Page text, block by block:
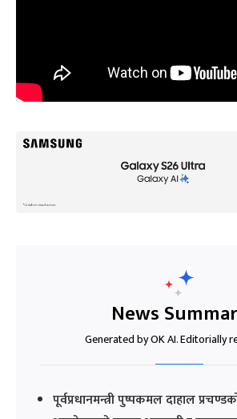
News
Generated by OK AI. Editorially
पूर्वप्रधानमन्त्री पुष्पकमल दाहाल